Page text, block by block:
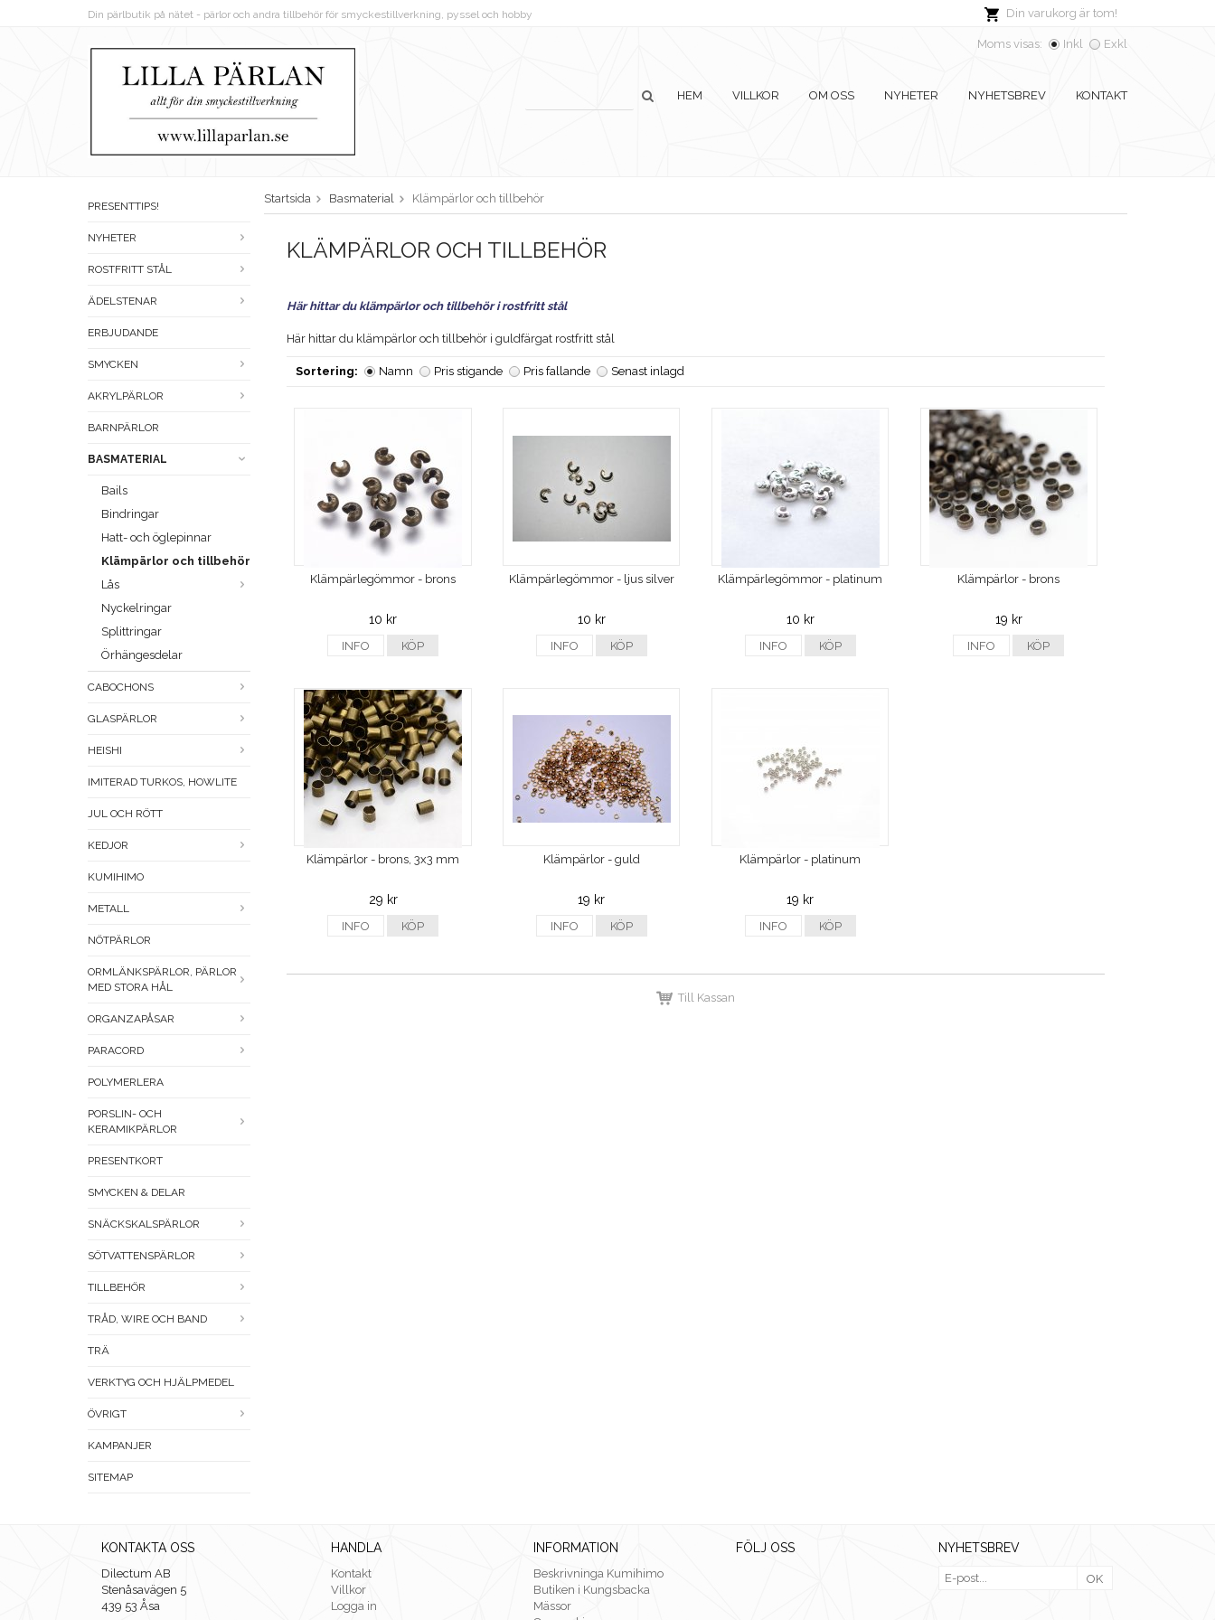
Din varukorg är tom!
Din pärlbutik på nätet - pärlor och andra tillbehör för smyckestillverkning, pyssel och hobby
Moms visas: Inkl Exkl
HEM VILLKOR OM OSS NYHETER NYHETSBREV KONTAKT
PRESENTTIPS!
NYHETER
ROSTFRITT STÅL
ÄDELSTENAR
ERBJUDANDE
SMYCKEN
AKRYLPÄRLOR
BARNPÄRLOR
BASMATERIAL
Bails
Bindringar
Hatt- och öglepinnar
Klämpärlor och tillbehör
Lås
Nyckelringar
Splittringar
Örhängesdelar
CABOCHONS
GLASPÄRLOR
HEISHI
IMITERAD TURKOS, HOWLITE
JUL OCH RÖTT
KEDJOR
KUMIHIMO
METALL
NÖTPÄRLOR
ORMLÄNKSPÄRLOR, PÄRLOR
MED STORA HÅL
ORGANZAPÅSAR
PARACORD
POLYMERLERA
PORSLIN- OCH
KERAMIKPÄRLOR
PRESENTKORT
SMYCKEN & DELAR
SNÄCKSKALSPÄRLOR
SÖTVATTENSPÄRLOR
TILLBEHÖR
TRÅD, WIRE OCH BAND
TRÄ
VERKTYG OCH HJÄLPMEDEL
ÖVRIGT
KAMPANJER
SITEMAP
Startsida Basmaterial Klämpärlor och tillbehör
KLÄMPÄRLOR OCH TILLBEHÖR
Här hittar du klämpärlor och tillbehör i rostfritt stål
Här hittar du klämpärlor och tillbehör i guldfärgat rostfritt stål
Sortering: Namn Pris stigande Pris fallande Senast inlagd
Klämpärlegömmor - brons
10 kr
INFO KÖP
Klämpärlegömmor - ljus silver
10 kr
INFO KÖP
Klämpärlegömmor - platinum
10 kr
INFO KÖP
Klämpärlor - brons
19 kr
INFO KÖP
Klämpärlor - brons, 3x3 mm
29 kr
INFO KÖP
Klämpärlor - guld
19 kr
INFO KÖP
Klämpärlor - platinum
19 kr
INFO KÖP
Till Kassan
KONTAKTA OSS
Dilectum AB
Stenåsavägen 5
439 53 Åsa
HANDLA
Kontakt
Villkor
Logga in
INFORMATION
Beskrivninga Kumihimo
Butiken i Kungsbacka
Mässor
FÖLJ OSS NYHETSBREV
OK